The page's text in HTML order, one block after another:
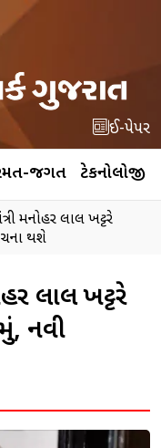
ઈ-પેપર
જગત ટેકનોલોજી
મનોહર લાલ ખટ્ટરે
થશે
લાલ ખટ્ટરે
નવી